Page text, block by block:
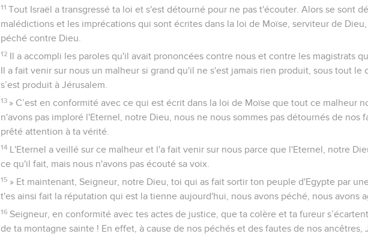
11 Tout Israël a transgressé ta loi et s'est détourné pour ne pas t'écouter. Alors se sont
malédictions et les imprécations qui sont écrites dans la loi de Moïse, serviteur de
péché contre Dieu.
12
Il a accompli les paroles qu'il avait prononcées contre nous et contre les magistrats
Il a fait venir sur nous un malheur si grand qu'il ne s'est jamais rien produit, sous tout le
s’est produit à Jérusalem.
13 » C’est en conformité avec ce qui est écrit dans la loi de Moïse que tout ce malheur
n'avons pas imploré l'Eternel, notre Dieu, nous ne nous sommes pas détournés de nos
prêté attention à ta vérité.
14
L'Eternel a veillé sur ce malheur et l'a fait venir sur nous parce que l'Eternel, notre
ce qu'il fait, mais nous n'avons pas écouté sa voix.
15 » Et maintenant, Seigneur, notre Dieu, toi qui as fait sortir ton peuple d'Egypte par
t'es ainsi fait la réputation qui est la tienne aujourd'hui, nous avons péché, nous avons
16 Seigneur, en conformité avec tes actes de justice, que ta colère et ta fureur
de ta montagne sainte ! En effet, à cause de nos péchés et des fautes de nos ancêtres,